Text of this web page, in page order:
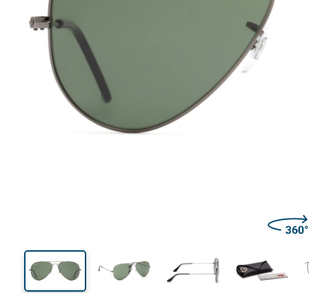
55 mm
Lencsemagasság
58 mm
Lencseszélesség